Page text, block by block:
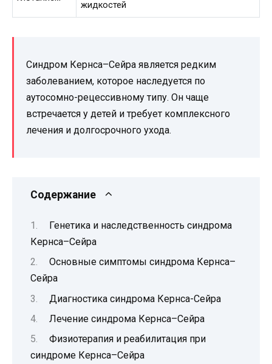
жидкостей
Синдром Кернса–Сейра является редким
заболеванием, которое наследуется по
аутосомно-рецессивному типу. Он чаще
встречается у детей и требует комплексного
лечения и долгосрочного ухода.
Содержание
Генетика и наследственность синдрома
Кернса–Сейра
Основные симптомы синдрома Кернса–
Сейра
Диагностика синдрома Кернса-Сейра
Лечение синдрома Кернса–Сейра
Физиотерапия и реабилитация при
синдроме Кернса–Сейра